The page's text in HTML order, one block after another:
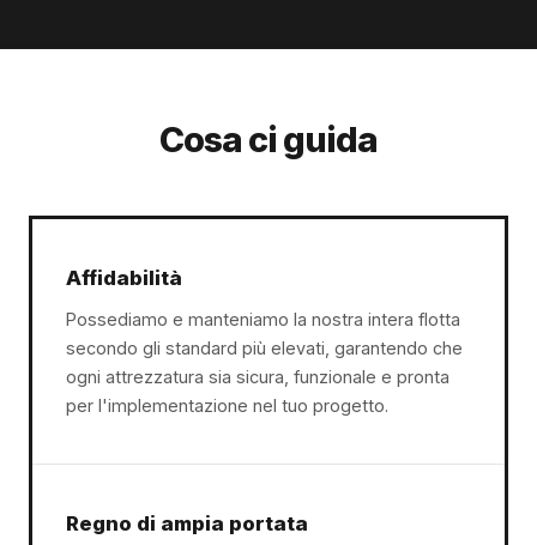
Cosa ci guida
Affidabilità
Possediamo e manteniamo la nostra intera flotta
secondo gli standard più elevati, garantendo che
ogni attrezzatura sia sicura, funzionale e pronta
per l'implementazione nel tuo progetto.
Regno di ampia portata